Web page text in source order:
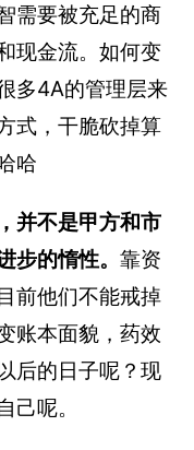
需要被充足的商
现金流。如何变
多4A的管理层来
式，干脆砍掉算
哈
并不是甲方和市
步的惰性。靠资
前他们不能戒掉
账本面貌，药效
后的日子呢？现
己呢。